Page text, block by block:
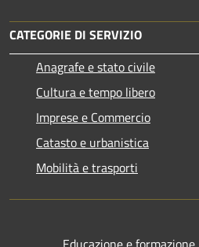
CATEGORIE DI SERVIZIO
Anagrafe e stato civile
Cultura e tempo libero
Imprese e Commercio
Catasto e urbanistica
Mobilità e trasporti